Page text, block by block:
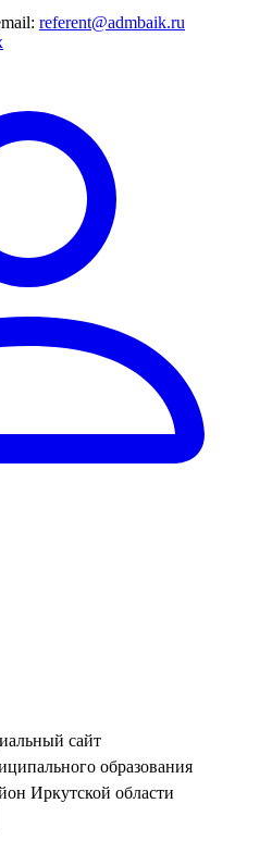
referent@admbaik.ru
сайт
образования
Иркутской области